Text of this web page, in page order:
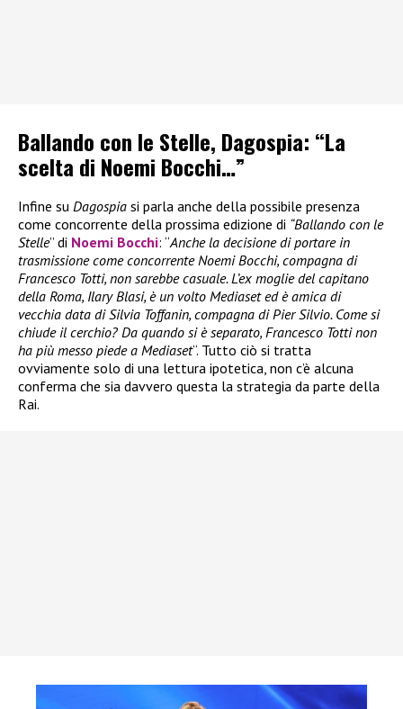
Ballando con le Stelle, Dagospia: “La
scelta di Noemi Bocchi…”
Infine su Dagospia si parla anche della possibile presenza
come concorrente della prossima edizione di “Ballando con le
Stelle” di Noemi Bocchi: “Anche la decisione di portare in
trasmissione come concorrente Noemi Bocchi, compagna di
Francesco Totti, non sarebbe casuale. L’ex moglie del capitano
della Roma, Ilary Blasi, è un volto Mediaset ed è amica di
vecchia data di Silvia Toffanin, compagna di Pier Silvio. Come si
chiude il cerchio? Da quando si è separato, Francesco Totti non
ha più messo piede a Mediaset“. Tutto ciò si tratta
ovviamente solo di una lettura ipotetica, non c’è alcuna
conferma che sia davvero questa la strategia da parte della
Rai.